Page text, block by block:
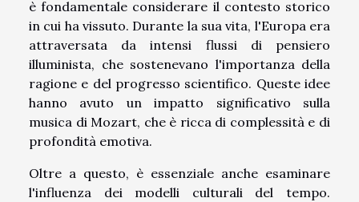
è fondamentale considerare il contesto storico
in cui ha vissuto. Durante la sua vita, l'Europa era
attraversata da intensi flussi di pensiero
illuminista, che sostenevano l'importanza della
ragione e del progresso scientifico. Queste idee
hanno avuto un impatto significativo sulla
musica di Mozart, che è ricca di complessità e di
profondità emotiva.
Oltre a questo, è essenziale anche esaminare
l'influenza dei modelli culturali del tempo.